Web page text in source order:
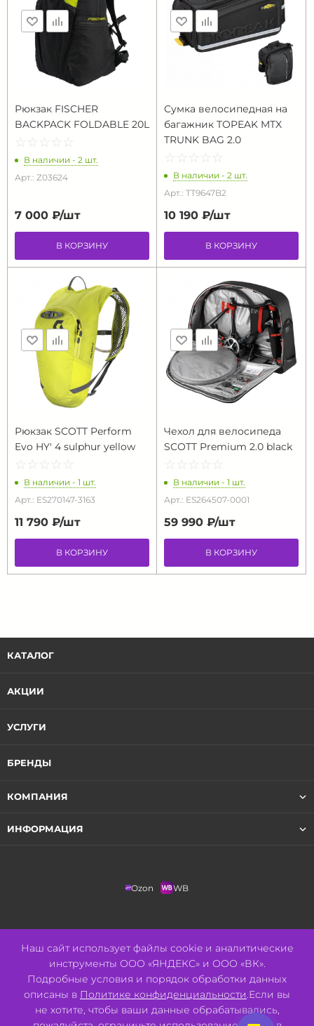
Рюкзак FISCHER
BACKPACK FOLDABLE 20L
☆ ☆ ☆ ☆ ☆
★ ★ ★ ★ ★
В наличии - 2 шт.
Арт.: Z03624
7 000 ₽/шт
В КОРЗИНУ
Сумка велосипедная на
багажник TOPEAK MTX
TRUNK BAG 2.0
☆ ☆ ☆ ☆ ☆
★ ★ ★ ★ ★
В наличии - 2 шт.
Арт.: TT9647B2
10 190 ₽/шт
В КОРЗИНУ
Рюкзак SCOTT Perform
Evo HY' 4 sulphur yellow
☆ ☆ ☆ ☆ ☆
★ ★ ★ ★ ★
В наличии - 1 шт.
Арт.: ES270147-3163
11 790 ₽/шт
В КОРЗИНУ
Чехол для велосипеда
SCOTT Premium 2.0 black
☆ ☆ ☆ ☆ ☆
★ ★ ★ ★ ★
В наличии - 1 шт.
Арт.: ES264507-0001
59 990 ₽/шт
В КОРЗИНУ
КАТАЛОГ
АКЦИИ
УСЛУГИ
БРЕНДЫ
КОМПАНИЯ
ИНФОРМАЦИЯ
Ozon WB
info@tvoypulse.ru
г. Барнаул
Наш сайт использует файлы cookie и аналитические
инструменты ООО «ЯНДЕКС» и ООО «ВК».
Подробные условия и порядок обработки данных
описаны в Политике конфиденциальности.Если вы
не хотите, чтобы ваши данные обрабатывались,